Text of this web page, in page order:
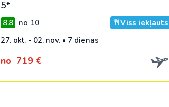
5*
8.8 no 10
Viss iekļauts
27. okt. - 02. nov. • 7 dienas
no 719 €